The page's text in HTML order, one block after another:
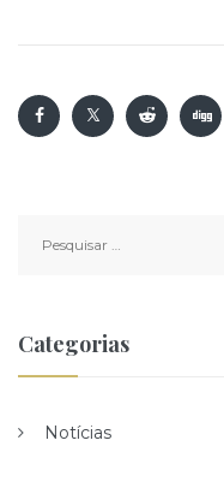
por:
Categorias
Notícias